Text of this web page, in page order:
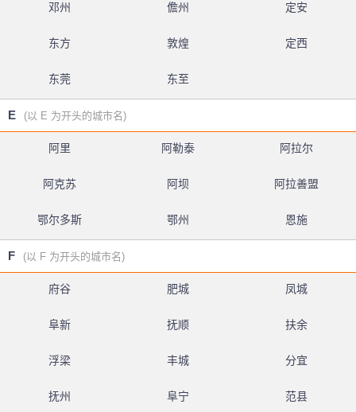
邓州 儋州 定安
东方 敦煌 定西
东莞 东至
E (以 E 为开头的城市名)
阿里 阿勒泰 阿拉尔
阿克苏 阿坝 阿拉善盟
鄂尔多斯 鄂州 恩施
F (以 F 为开头的城市名)
府谷 肥城 凤城
阜新 抚顺 扶余
浮梁 丰城 分宜
抚州 阜宁 范县